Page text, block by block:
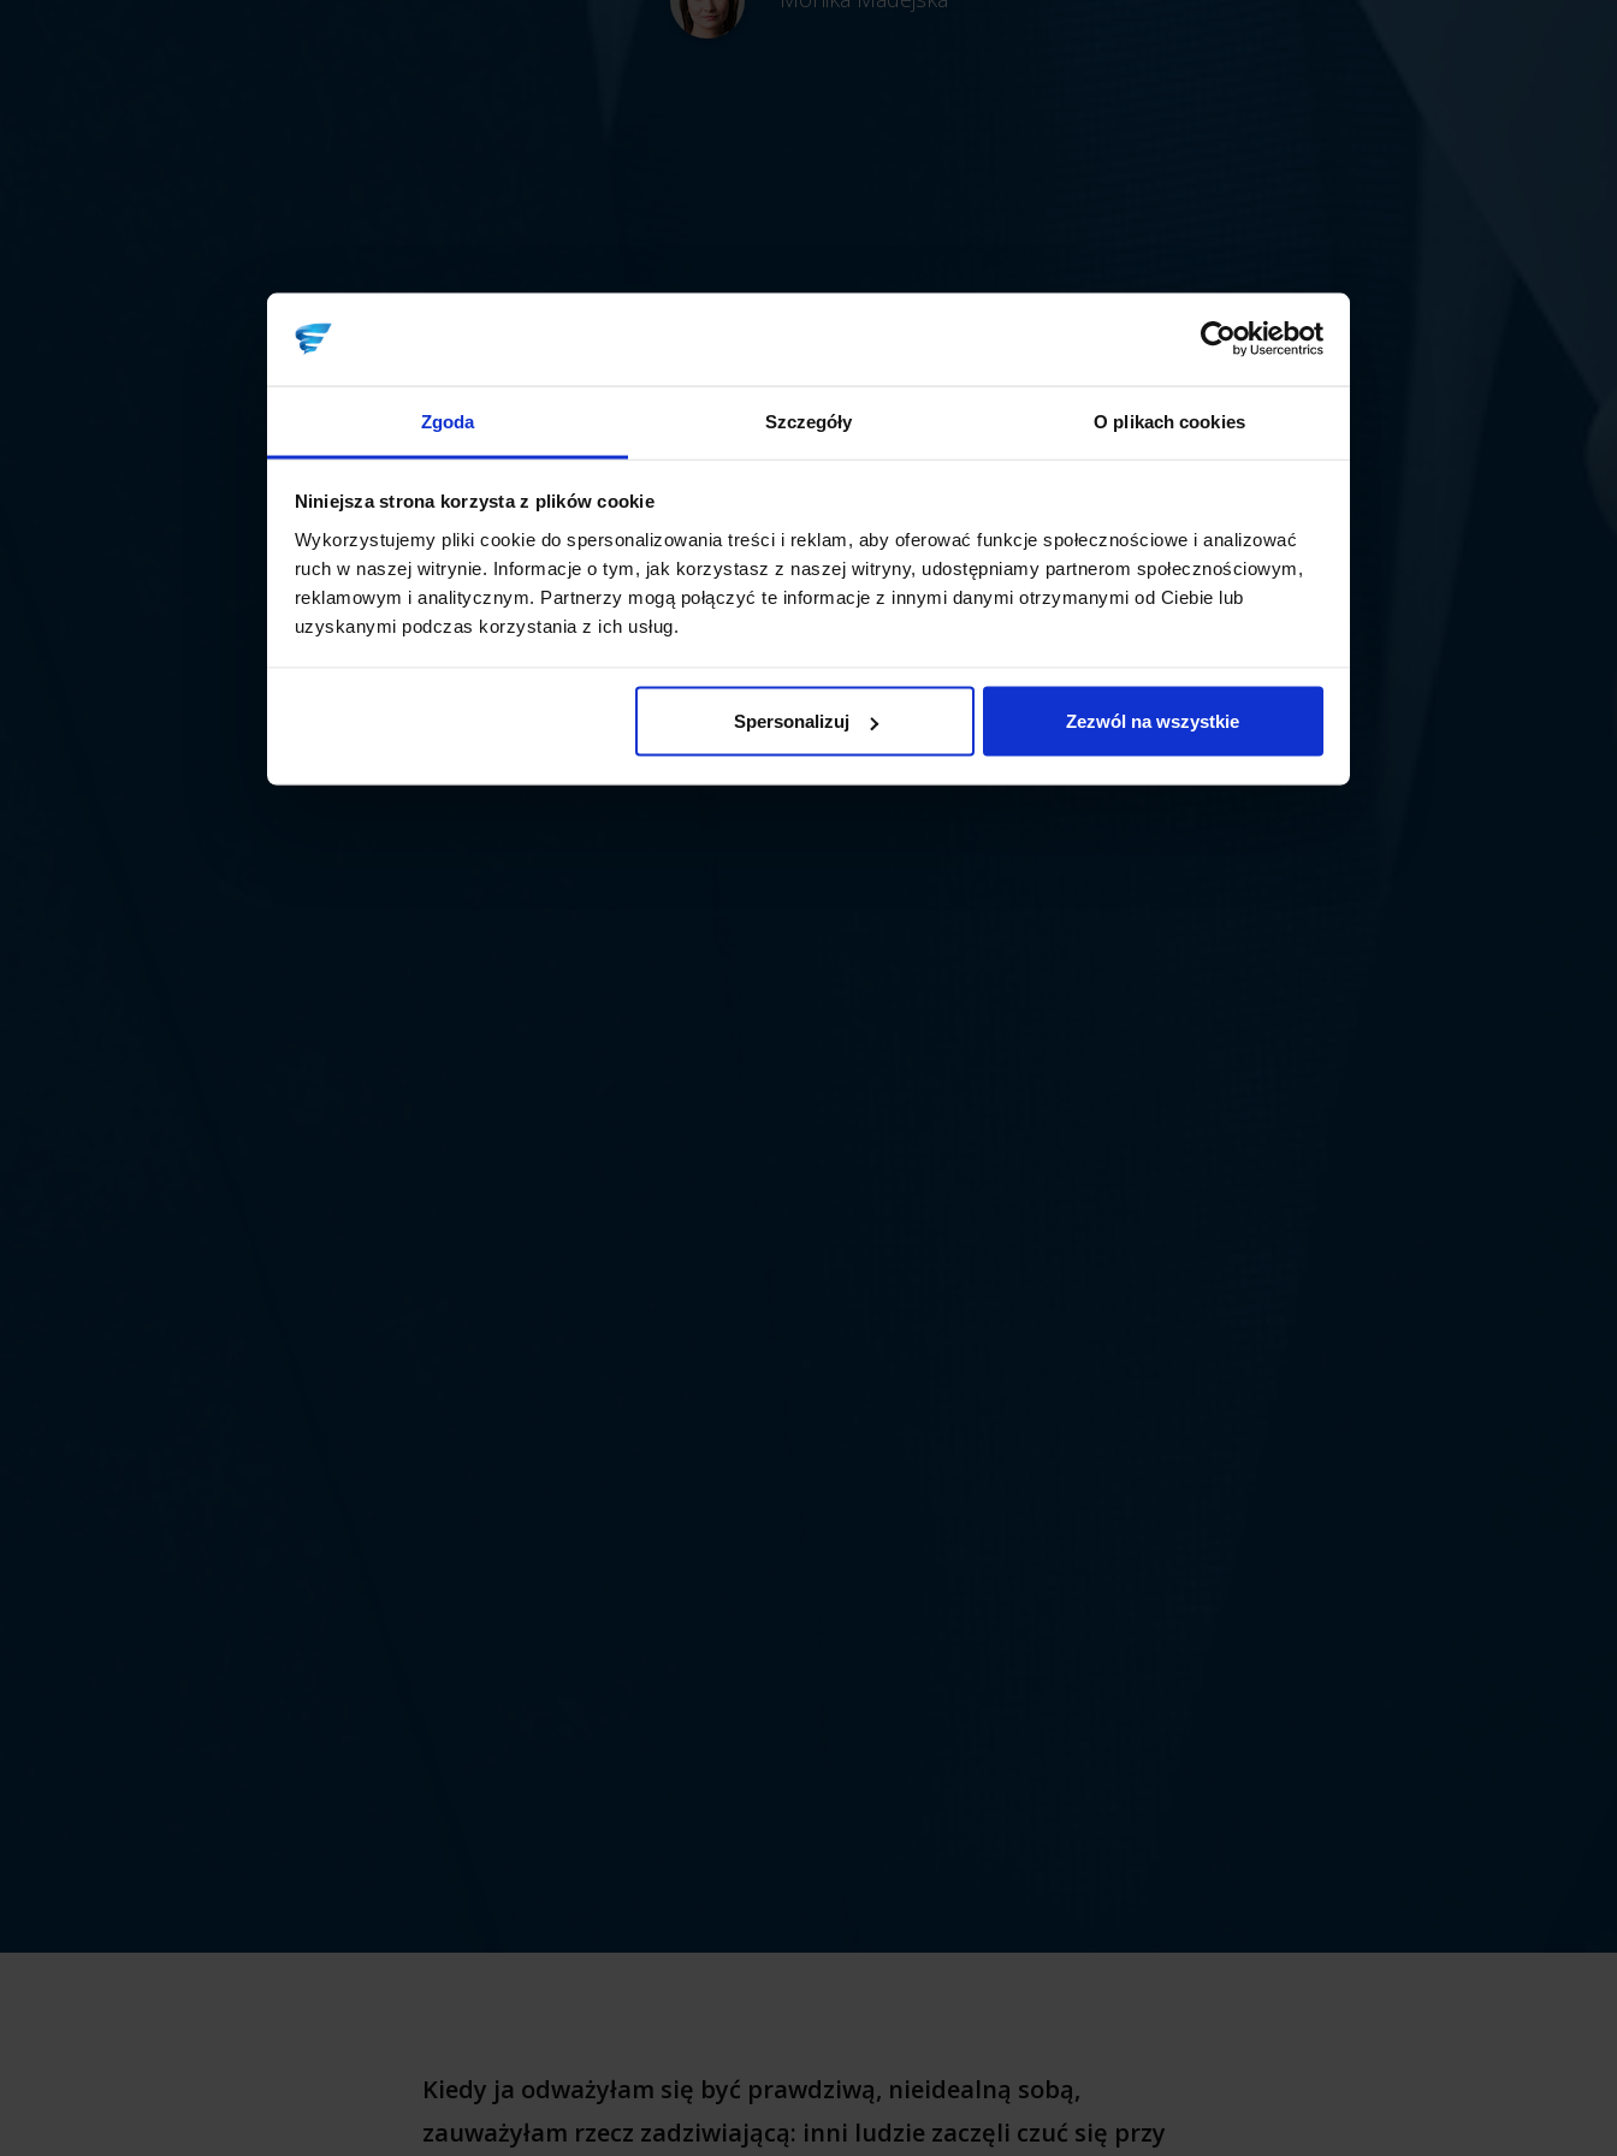
Zgoda Szczegóły O plikach cookies
Niniejsza strona korzysta z plików cookie
Wykorzystujemy pliki cookie do spersonalizowania treści i reklam, aby oferować funkcje społecznościowe i analizować
ruch w naszej witrynie. Informacje o tym, jak korzystasz z naszej witryny, udostępniamy partnerom społecznościowym,
reklamowym i analitycznym. Partnerzy mogą połączyć te informacje z innymi danymi otrzymanymi od Ciebie lub
uzyskanymi podczas korzystania z ich usług.
Spersonalizuj Zezwól na wszystkie
Kiedy ja odważyłam się być prawdziwą, nieidealną sobą,
zauważyłam rzecz zadziwiającą: inni ludzie zaczęli czuć się przy